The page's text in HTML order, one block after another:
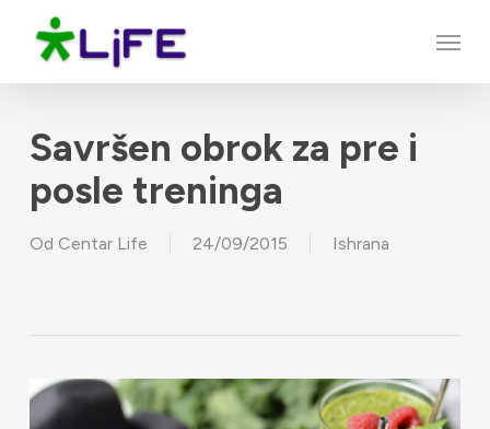
Menu
Savršen obrok za pre i
posle treninga
Od Centar Life 24/09/2015 Ishrana